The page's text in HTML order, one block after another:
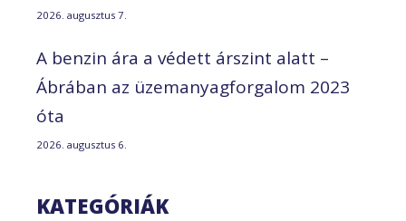
2026. augusztus 7.
A benzin ára a védett árszint alatt –
Ábrában az üzemanyagforgalom 2023
óta
2026. augusztus 6.
KATEGÓRIÁK